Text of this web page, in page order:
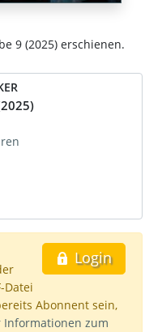
9 (2025) erschienen.
Login
Datei
Abonnent sein,
Informationen zum